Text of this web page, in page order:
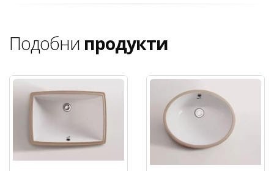
Подобни продукти